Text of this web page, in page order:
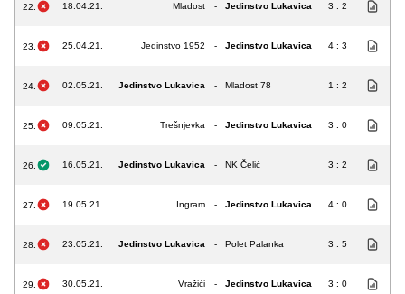
22. 18.04.21. Mladost - Jedinstvo Lukavica 3 : 2
23. 25.04.21. Jedinstvo 1952 - Jedinstvo Lukavica 4 : 3
24. 02.05.21. Jedinstvo Lukavica - Mladost 78 1 : 2
25. 09.05.21. Trešnjevka - Jedinstvo Lukavica 3 : 0
26. 16.05.21. Jedinstvo Lukavica - NK Čelić 3 : 2
27. 19.05.21. Ingram - Jedinstvo Lukavica 4 : 0
28. 23.05.21. Jedinstvo Lukavica - Polet Palanka 3 : 5
29. 30.05.21. Vražići - Jedinstvo Lukavica 3 : 0